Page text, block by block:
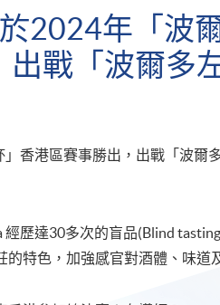
2024年「波
戰「波爾多
」香港區賽事勝出，出戰「波爾
經歷達30多次的盲品(Blind
特色，加強感官對酒體、味道